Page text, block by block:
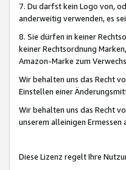
7. Du darfst kein Logo von,
anderweitig verwenden, es
8. Sie dürfen in keiner
keiner Rechtsordnung
Amazon-Marke zum
Wir behalten uns das Recht
Einstellen einer
Wir behalten uns das Recht
unserem alleinigen Ermessen
Diese Lizenz regelt Ihre